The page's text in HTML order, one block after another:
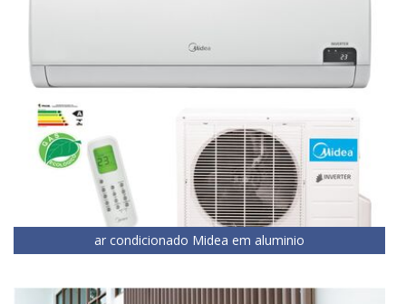
ar condicionado Midea em aluminio